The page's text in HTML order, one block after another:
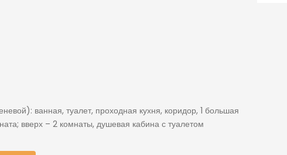
ванная, туалет, проходная кухня, коридор, 1 большая
вверх – 2 комнаты, душевая кабина с туалетом